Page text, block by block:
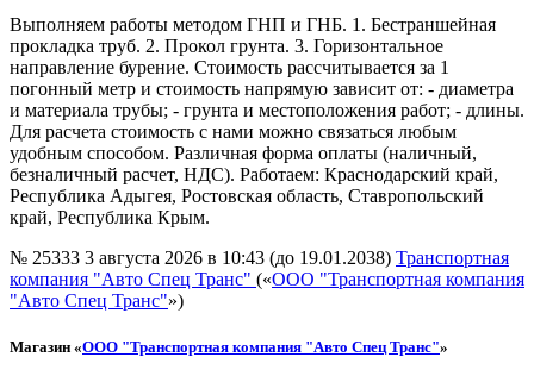
Выполняем работы методом ГНП и ГНБ. 1. Бестраншейная
прокладка труб. 2. Прокол грунта. 3. Горизонтальное
направление бурение. Стоимость рассчитывается за 1
погонный метр и стоимость напрямую зависит от: - диаметра
и материала трубы; - грунта и местоположения работ; - длины.
Для расчета стоимость с нами можно связаться любым
удобным способом. Различная форма оплаты (наличный,
безналичный расчет, НДС). Работаем: Краснодарский край,
Республика Адыгея, Ростовская область, Ставропольский
край, Республика Крым.
№ 25333 3 августа 2026 в 10:43 (до 19.01.2038) Транспортная
компания "Авто Спец Транс" («ООО "Транспортная компания
"Авто Спец Транс"»)
Магазин «ООО "Транспортная компания "Авто Спец Транс"»